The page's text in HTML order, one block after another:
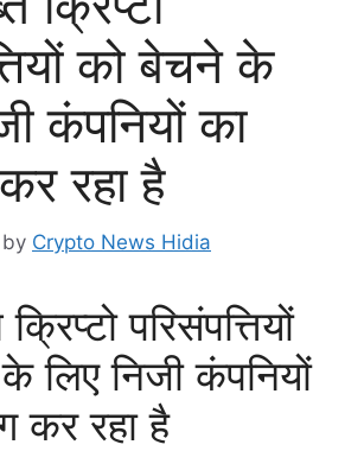
को बेचने के
कंपनियों का
रहा है
by Crypto News Hidia
परिसंपत्तियों
लिए निजी कंपनियों
कर रहा है